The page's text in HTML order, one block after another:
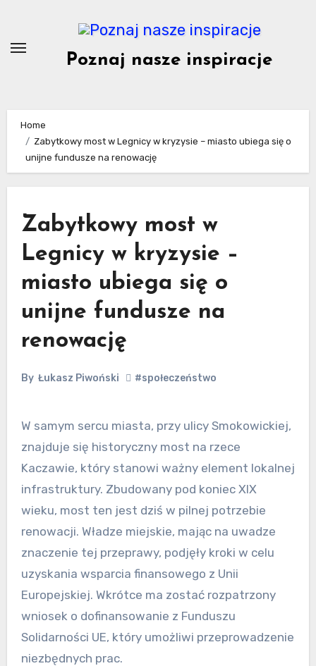
content
Poznaj nasze inspiracje
Home
Zabytkowy most w Legnicy w kryzysie – miasto ubiega się o
unijne fundusze na renowację
Zabytkowy most w
Legnicy w kryzysie –
miasto ubiega się o
unijne fundusze na
renowację
By Łukasz Piwoński #społeczeństwo
W samym sercu miasta, przy ulicy Smokowickiej,
znajduje się historyczny most na rzece
Kaczawie, który stanowi ważny element lokalnej
infrastruktury. Zbudowany pod koniec XIX
wieku, most ten jest dziś w pilnej potrzebie
renowacji. Władze miejskie, mając na uwadze
znaczenie tej przeprawy, podjęły kroki w celu
uzyskania wsparcia finansowego z Unii
Europejskiej. Wkrótce ma zostać rozpatrzony
wniosek o dofinansowanie z Funduszu
Solidarności UE, który umożliwi przeprowadzenie
niezbędnych prac.